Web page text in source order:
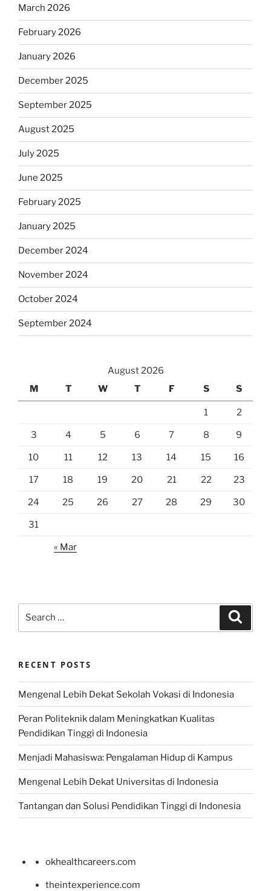
March 2026
February 2026
January 2026
December 2025
September 2025
August 2025
July 2025
June 2025
February 2025
January 2025
December 2024
November 2024
October 2024
September 2024
August 2026
M
T W T F S S
1 2
3 4 5 6 7 8 9
10 11 12 13 14 15 16
17 18 19 20 21 22 23
24 25 26 27 28 29 30
31
« Mar
RECENT POSTS
Mengenal Lebih Dekat Sekolah Vokasi di Indonesia
Peran Politeknik dalam Meningkatkan Kualitas
Pendidikan Tinggi di Indonesia
Menjadi Mahasiswa: Pengalaman Hidup di Kampus
Mengenal Lebih Dekat Universitas di Indonesia
Tantangan dan Solusi Pendidikan Tinggi di Indonesia
okhealthcareers.com
theintexperience.com